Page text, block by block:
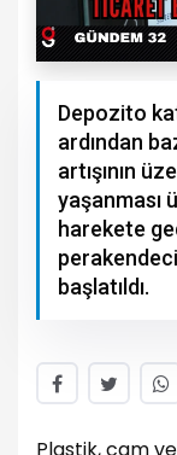
Depozito
ardından
artışının
yaşanması
harekete
başlatıldı.
Plastik, cam